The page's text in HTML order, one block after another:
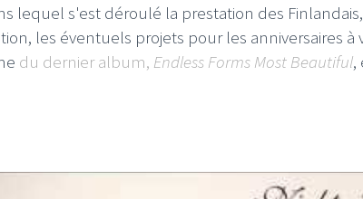
lequel s'est déroulé la prestation des
les éventuels projets pour les anniversaires à
du dernier album, Endless Forms Most Beautiful,